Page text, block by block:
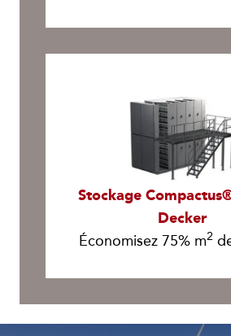
Stockage
Decker
Économisez 75% m2